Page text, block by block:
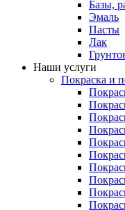
Базы,
Эмаль
Пасты
Лак
Наши услуги
Покраска и